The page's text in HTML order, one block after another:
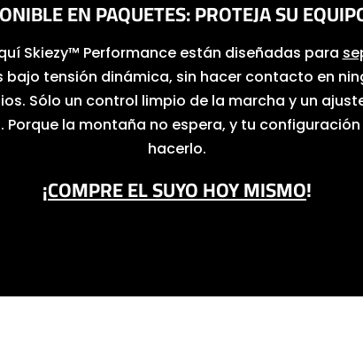
EN PAQUETES: PROTEJA SU
Skiezy™ Performance están diseñadas para
bajo tensión dinámica, sin hacer contacto en
Sólo un control limpio de la marcha y un
Porque la montaña no espera, y tu
hacerlo.
¡COMPRE EL SUYO HOY MISMO!